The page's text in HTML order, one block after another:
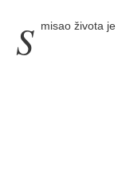
S misao života je